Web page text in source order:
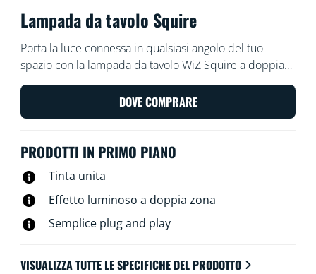
Lampada da tavolo Squire
Porta la luce connessa in qualsiasi angolo del tuo
spazio con la lampada da tavolo WiZ Squire a doppia
zona che proietta luce colorata sulla parete. Usa l'app
WiZ o la tua voce per attenuare e aumentare la
luminosità o per utilizzare le modalità di luce
DOVE COMPRARE
PRODOTTI IN PRIMO PIANO
Tinta unita
Effetto luminoso a doppia zona
Semplice plug and play
VISUALIZZA TUTTE LE SPECIFICHE DEL PRODOTTO